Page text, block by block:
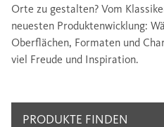
Orte zu gestalten? Vom
neuesten Produktenwicklung:
Oberflächen, Formaten und
viel Freude und Inspiration.
PRODUKTE FINDEN